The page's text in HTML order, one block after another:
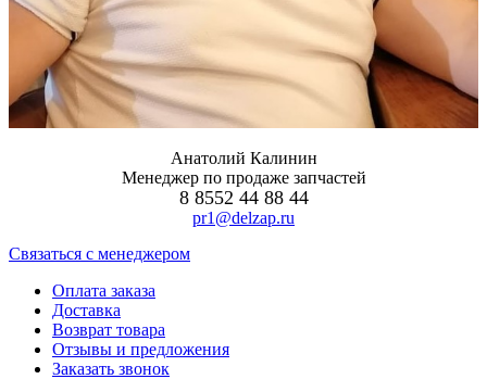
Анатолий Калинин
Менеджер по продаже запчастей
8 8552 44 88 44
pr1@delzap.ru
Cвязаться с менеджером
Оплата заказа
Доставка
Возврат товара
Отзывы и предложения
Заказать звонок